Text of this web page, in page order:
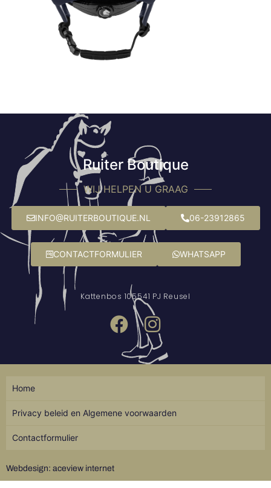
Ruiter Boutique
WIJ HELPEN U GRAAG
INFO@RUITERBOUTIQUE.NL 06-23912865
CONTACTFORMULIER WHATSAPP
Kattenbos 105541 PJ Reusel
Webdesign: aceview internet
Home
Privacy beleid en Algemene voorwaarden
Contactformulier